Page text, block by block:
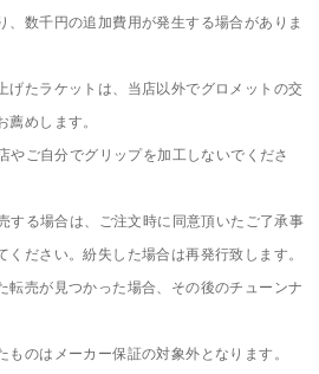
、数千円の追加費用が発生する場合がありま
げたラケットは、当店以外でグロメットの交
めします。
やご自分でグリップを加工しないでくださ
する場合は、ご注文時に同意頂いたご了承事
ださい。紛失した場合は再発行致します。
転売が見つかった場合、その後のチューンナ
のはメーカー保証の対象外となります。